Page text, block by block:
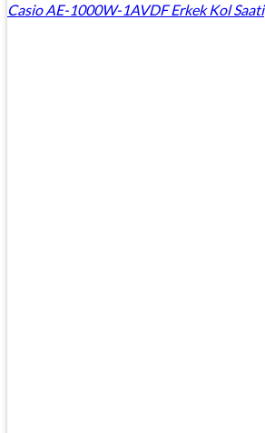
Casio AE-1000W-1AVDF Erkek Kol Saati